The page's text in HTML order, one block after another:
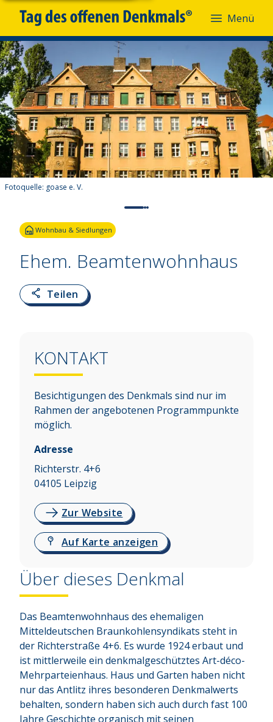
Menü
Fotoquelle: goase e. V.
Wohnbau & Siedlungen
Ehem. Beamtenwohnhaus
Teilen
KONTAKT
Besichtigungen des Denkmals sind nur im
Rahmen der angebotenen Programmpunkte
möglich.
Adresse
Richterstr. 4+6
04105 Leipzig
Zur Website
Auf Karte anzeigen
Über dieses Denkmal
Das Beamtenwohnhaus des ehemaligen
Mitteldeutschen Braunkohlensyndikats steht in
der Richterstraße 4+6. Es wurde 1924 erbaut und
ist mittlerweile ein denkmalgeschütztes Art-déco-
Mehrparteienhaus. Haus und Garten haben nicht
nur das Antlitz ihres besonderen Denkmalwerts
behalten, sondern haben sich auch durch fast 100
Jahre Geschichte organisch mit seinen